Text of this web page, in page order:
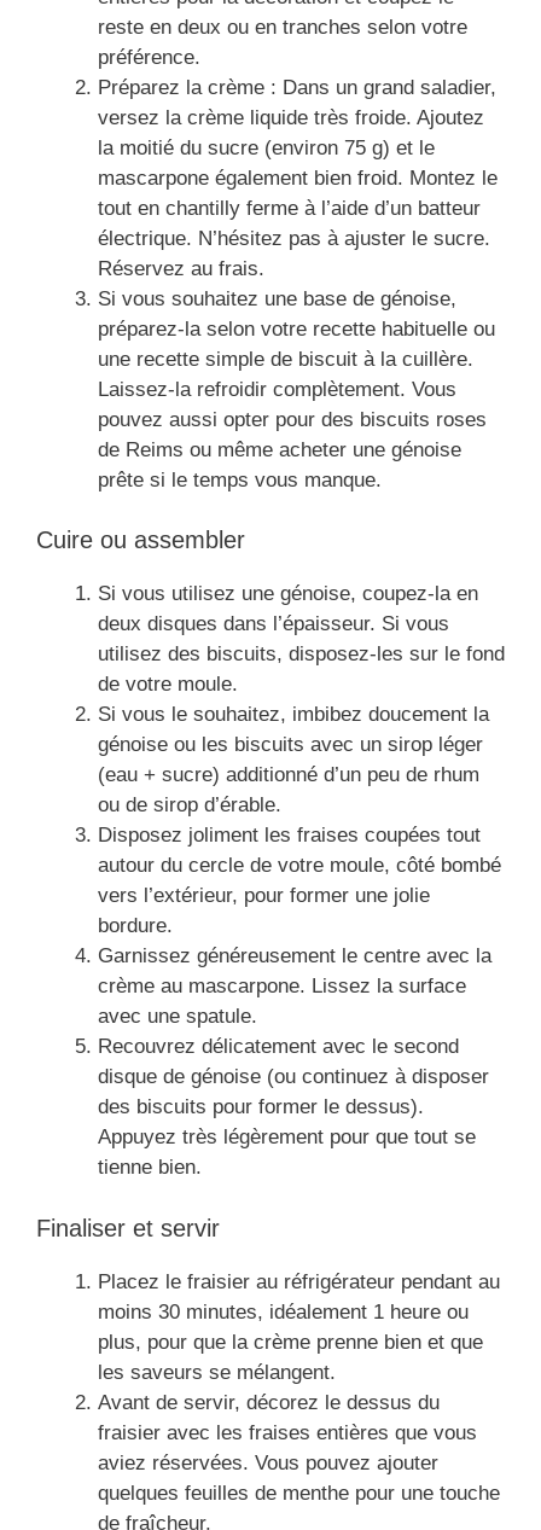
reste en deux ou en tranches selon votre
préférence.
Préparez la crème : Dans un grand saladier,
versez la crème liquide très froide. Ajoutez
la moitié du sucre (environ 75 g) et le
mascarpone également bien froid. Montez le
tout en chantilly ferme à l’aide d’un batteur
électrique. N’hésitez pas à ajuster le sucre.
Réservez au frais.
Si vous souhaitez une base de génoise,
préparez-la selon votre recette habituelle ou
une recette simple de biscuit à la cuillère.
Laissez-la refroidir complètement. Vous
pouvez aussi opter pour des biscuits roses
de Reims ou même acheter une génoise
prête si le temps vous manque.
Cuire ou assembler
Si vous utilisez une génoise, coupez-la en
deux disques dans l’épaisseur. Si vous
utilisez des biscuits, disposez-les sur le fond
de votre moule.
Si vous le souhaitez, imbibez doucement la
génoise ou les biscuits avec un sirop léger
(eau + sucre) additionné d’un peu de rhum
ou de sirop d’érable.
Disposez joliment les fraises coupées tout
autour du cercle de votre moule, côté bombé
vers l’extérieur, pour former une jolie
bordure.
Garnissez généreusement le centre avec la
crème au mascarpone. Lissez la surface
avec une spatule.
Recouvrez délicatement avec le second
disque de génoise (ou continuez à disposer
des biscuits pour former le dessus).
Appuyez très légèrement pour que tout se
tienne bien.
Finaliser et servir
Placez le fraisier au réfrigérateur pendant au
moins 30 minutes, idéalement 1 heure ou
plus, pour que la crème prenne bien et que
les saveurs se mélangent.
Avant de servir, décorez le dessus du
fraisier avec les fraises entières que vous
aviez réservées. Vous pouvez ajouter
quelques feuilles de menthe pour une touche
de fraîcheur.